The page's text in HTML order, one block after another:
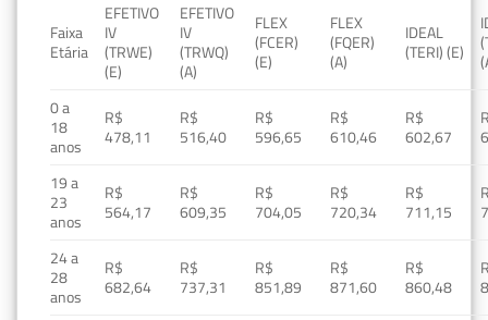
Faixa
Etária
EFETIVO
IV
(TRWE)
(E)
EFETIVO
IV
(TRWQ)
(A)
FLEX
(FCER)
(E)
FLEX
(FQER)
(A)
IDEAL
(TERI) (E)
0 a
18
anos
R$
478,11
R$
516,40
R$
596,65
R$
610,46
R$
602,67
19 a
23
anos
R$
564,17
R$
609,35
R$
704,05
R$
720,34
R$
711,15
24 a
28
anos
R$
682,64
R$
737,31
R$
851,89
R$
871,60
R$
860,48